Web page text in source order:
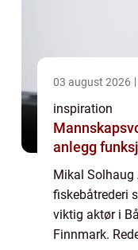
03 august 2026
inspiration
anlegg
Mikal Solhaug
fiskebåtrederi
viktig aktør i
Finnmark.